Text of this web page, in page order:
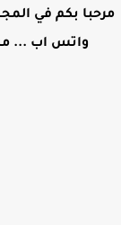
مرحبا بكم في
واتس اب ... من